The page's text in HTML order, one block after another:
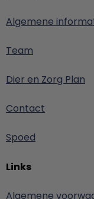
Algemene
Team
Dier en Zorg Plan
Contact
Spoed
Links
Algemene